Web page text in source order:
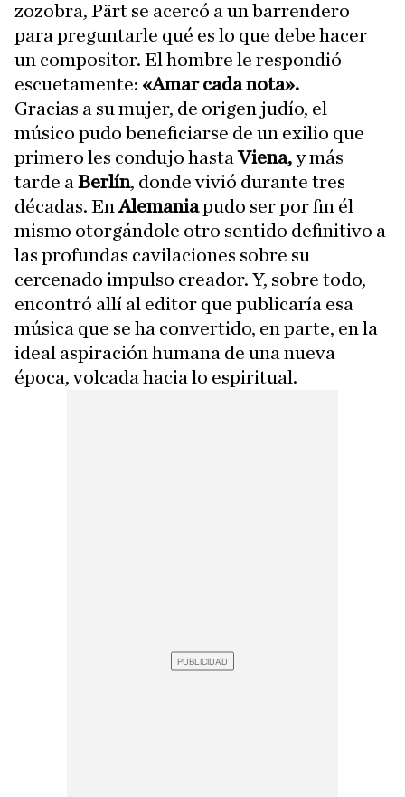
zozobra, Pärt se acercó a un barrendero
para preguntarle qué es lo que debe hacer
un compositor. El hombre le respondió
escuetamente: «Amar cada nota».
Gracias a su mujer, de origen judío, el
músico pudo beneficiarse de un exilio que
primero les condujo hastaViena,y más
tarde a Berlín, donde vivió durante tres
décadas. EnAlemaniapudo ser por fin él
mismo otorgándole otro sentido definitivo a
las profundas cavilaciones sobre su
cercenado impulso creador. Y, sobre todo,
encontró allí al editor que publicaría esa
música que se ha convertido, en parte, en la
ideal aspiración humana de una nueva
época, volcada hacia lo espiritual.